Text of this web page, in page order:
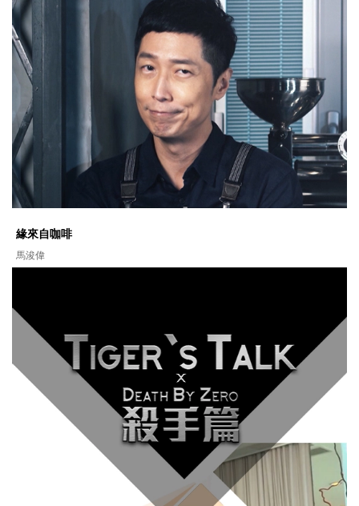
緣來自咖啡
馬浚偉